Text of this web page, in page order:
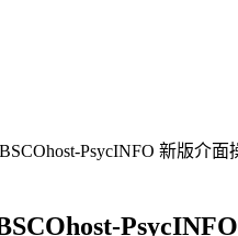
PsycINFO 新版介面